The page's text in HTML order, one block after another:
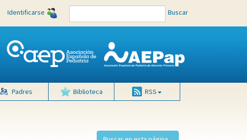
Identificarse Buscar
Padres Biblioteca RSS